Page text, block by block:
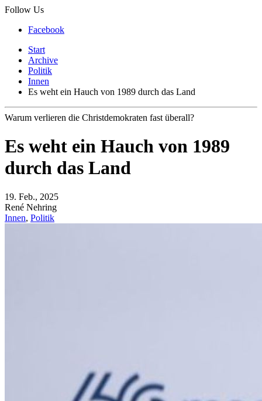
Follow Us
Facebook
Start
Archive
Politik
Innen
Es weht ein Hauch von 1989 durch das Land
Warum verlieren die Christdemokraten fast überall?
Es weht ein Hauch von 1989
durch das Land
19. Feb., 2025
René Nehring
Innen, Politik